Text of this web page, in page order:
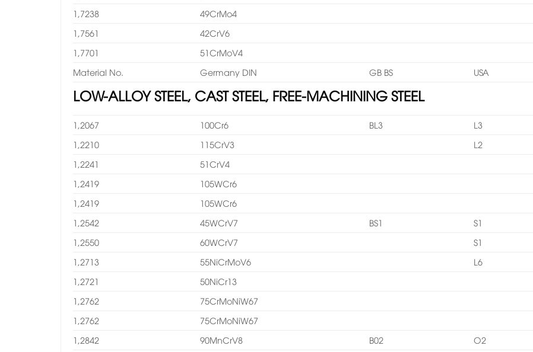
1,7238
49CrMo4
1,7561
42CrV6
1,7701
51CrMoV4
Material No.
Germany DIN GB BS USA
LOW-ALLOY STEEL, CAST STEEL, FREE-MACHINING STEEL
1,2067 100Cr6 BL3 L3
1,2210
115CrV3
L2
1,2241
51CrV4
1,2419
105WCr6
1,2419
105WCr6
1,2542
45WCrV7 BS1
S1
1,2550
60WCrV7
S1
1,2713
55NiCrMoV6 L6
1,2721
50NiCr13
1,2762
75CrMoNiW67
1,2762
75CrMoNiW67
1,2842
90MnCrV8 B02
O2